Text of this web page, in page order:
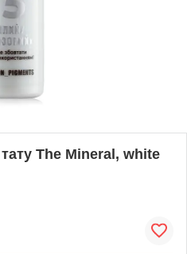
The Mineral, white